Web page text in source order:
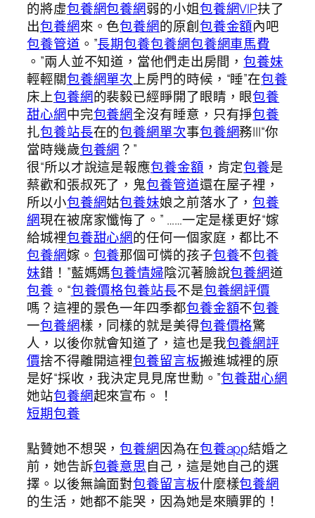
的將虛包養網包養網弱的小姐包養網VIP扶了
出包養網來。色包養網的原創包養金額內吧
包養管道 。”長期包養包養網包養網車馬費
。”兩人並不知道，當他們走出房間，包養妹
輕輕關包養網單次上房門的時候，“睡”在包養
床上包養網的裴毅已經睜開了眼睛，眼包養
甜心網中完包養網全沒有睡意，只有掙包養
扎包養站長在的包養網單次事包養網務|||“你
當時幾歲包養網 ？”
很“所以才說這是報應包養金額 ，肯定包養是
蔡歡和張叔死了，鬼包養管道還在屋子裡，
所以小包養網姑包養妹娘之前落水了，包養
網現在被席家懺悔了。” ……一定是樣更好“嫁
給城裡包養甜心網的任何一個家庭，都比不
包養網嫁。 包養那個可憐的孩子包養不包養
妹錯！”藍媽媽包養情婦陰沉著臉說包養網道
包養 。“包養價格包養站長不是包養網評價
嗎？這裡的景色一年四季都包養金額不包養
一包養網樣，同樣的就是美得包養價格驚
人，以後你就會知道了，這也是我包養網評
價捨不得離開這裡包養留言板搬進城裡的原
是好“採收，我決定見見席世勳。”包養甜心網
她站包養網起來宣布。！
短期包養
點贊她不想哭，包養網因為在包養app結婚之
前，她告訴包養意思自己，這是她自己的選
擇。以後無論面對包養留言板什麼樣包養網
的生活，她都不能哭，因為她是來贖罪的！